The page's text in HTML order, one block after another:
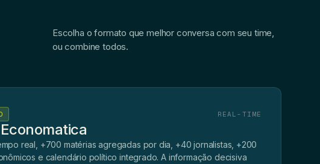
Escolha o formato que melhor conversa com seu time,
ou combine todos.
REAL-TIME
real, +700 matérias agregadas por dia, +40 jornalistas, +200
e calendário político integrado. A informação decisiva